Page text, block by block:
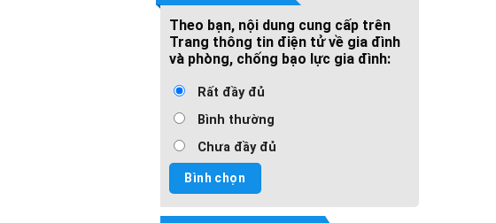
Theo bạn, nội dung cung cấp trên
Trang thông tin điện tử về gia đình
và phòng, chống bạo lực gia đình:
Rất đầy đủ
Bình thường
Chưa đầy đủ